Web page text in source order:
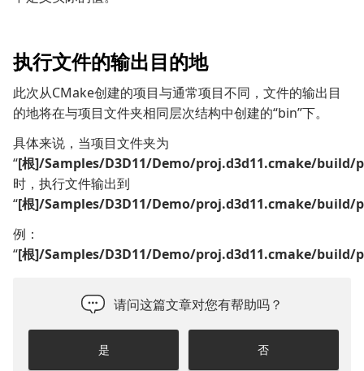
执行文件的输出目的地
此次从CMake创建的项目与通常项目不同，文件的输出目
的地将在与项目文件夹相同层次结构中创建的“bin”下。
具体来说，当项目文件夹为
“[根]/Samples/D3D11/Demo/proj.d3d11.cmake/build/
时，执行文件输出到
“[根]/Samples/D3D11/Demo/proj.d3d11.cmake/
例：
“[根]/Samples/D3D11/Demo/proj.d3d11.cmake/build/
请问这篇文章对您有帮助吗？
是 否